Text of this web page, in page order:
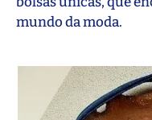
mundo da moda.